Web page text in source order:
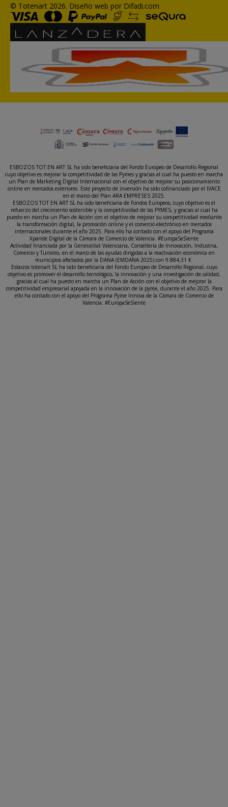
© Totenart 2026. Diseño web por Difadi.com
ESBOZOS TOT EN ART SL ha sido beneficiaria del Fondo Europeo de Desarrollo Regional
cuyo objetivo es mejorar la competitividad de las Pymes y gracias al cual ha puesto en marcha
un Plan de Marketing Digital Internacional con el objetivo de mejorar su posicionamiento
online en mercados exteriores. Este proyecto de inversión ha sido cofinanciado por el IVACE
en el marco del Plan ARA EMPRESES 2025.
ESBOZOS TOT EN ART SL ha sido beneficiaria de Fondos Europeos, cuyo objetivo es el
refuerzo del crecimiento sostenible y la competitividad de las PYMES, y gracias al cual ha
puesto en marcha un Plan de Acción con el objetivo de mejorar su competitividad mediante
la transformación digital, la promoción online y el comercio electrónico en mercados
internacionales durante el año 2025. Para ello ha contado con el apoyo del Programa
Xpande Digital de la Cámara de Comercio de Valencia. #EuropaSeSiente
Actividad financiada por la Generalitat Valenciana, Conselleria de Innovación, Industria,
Comercio y Turismo, en el marco de las ayudas dirigidas a la reactivación económica en
municipios afectados por la DANA (EMDANA 2025) con 9.884,31 €.
Esbozos totenart SL ha sido beneficiaria del Fondo Europeo de Desarrollo Regional, cuyo
objetivo es promover el desarrollo tecnológico, la innovación y una investigación de calidad,
gracias al cual ha puesto en marcha un Plan de Acción con el objetivo de mejorar la
competitividad empresarial apoyada en la innovación de la pyme, durante el año 2025. Para
ello ha contado con el apoyo del Programa Pyme Innova de la Cámara de Comercio de
Valencia. #EuropaSeSiente